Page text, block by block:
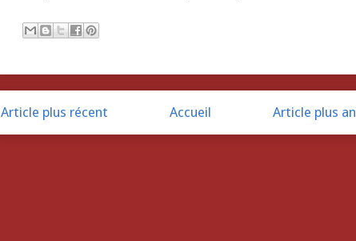
Article plus récent Article plus
Accueil